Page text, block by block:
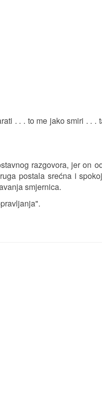
. . . to me jako smiri . . .
razgovora, jer on
postala srećna i
smjernica.